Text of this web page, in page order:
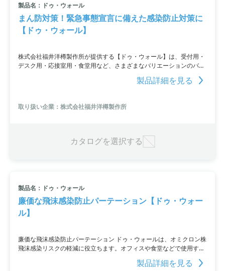
製品名：ドゥ・ウォール
まん防対策！緊急事態宣言に備えた感染防止対策に
【ドゥ・ウォール】
株式会社福井洋樽製作所が提供する【ドゥ・ウォール】は、受付用・
デスク用・応接室用・食堂用など、さまざまなバリエーションのパー
テーションを廉価なPET素材で提供しています。これまで多くの企業
に採用され、まん延防止対策に有効です。緊急事態宣言に備えて、ご
製品詳細を見る
取り扱い企業：株式会社福井洋樽製作所
カタログを選択する
製品名：ドゥ・ウォール
廉価な飛沫感染防止パーテーション【ドゥ・ウォー
ル】
廉価な飛沫感染防止パーテーション ドゥ・ウォールは、オミクロン株
飛沫感染リスクの軽減に役立ちます。オフィスや食堂などで使用する
ことができ、製品についての詳細は、ウェブサイトをご覧いただく
か、お問い合わせフォームからお願いいたします。製品詳細を見る